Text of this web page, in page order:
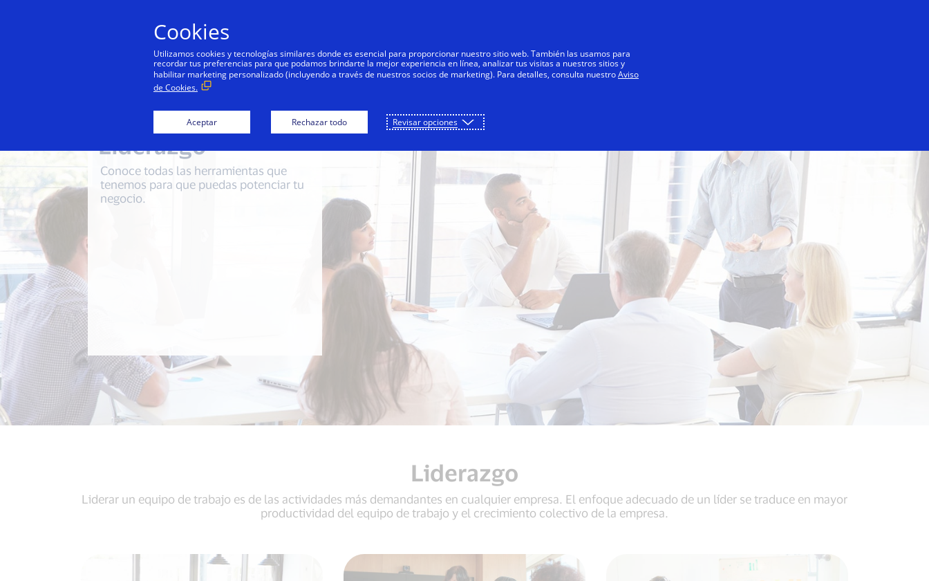
Personas Negocios Innovadores Todos
Liderazgo
Conoce todas las herramientas que
tenemos para que puedas potenciar tu
negocio.
Liderazgo
Liderar un equipo de trabajo es de las actividades más demandantes en cualquier empresa. El enfoque adecuado de un líder se traduce en mayor
productividad del equipo de trabajo y el crecimiento colectivo de la empresa.
Cookies
Utilizamos cookies y tecnologías similares donde es esencial para proporcionar nuestro sitio web. También las usamos para
recordar tus preferencias para que podamos brindarte la mejor experiencia en línea, analizar tus visitas a nuestros sitios y
habilitar marketing personalizado (incluyendo a través de nuestros socios de marketing). Para detalles, consulta nuestroAviso
de Cookies.
Aceptar Rechazar todo Revisar opciones